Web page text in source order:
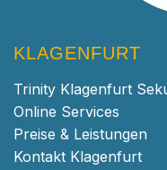
KLAGENFURT
Trinity Klagenfurt
Online Services
Preise & Leistungen
Kontakt Klagenfurt